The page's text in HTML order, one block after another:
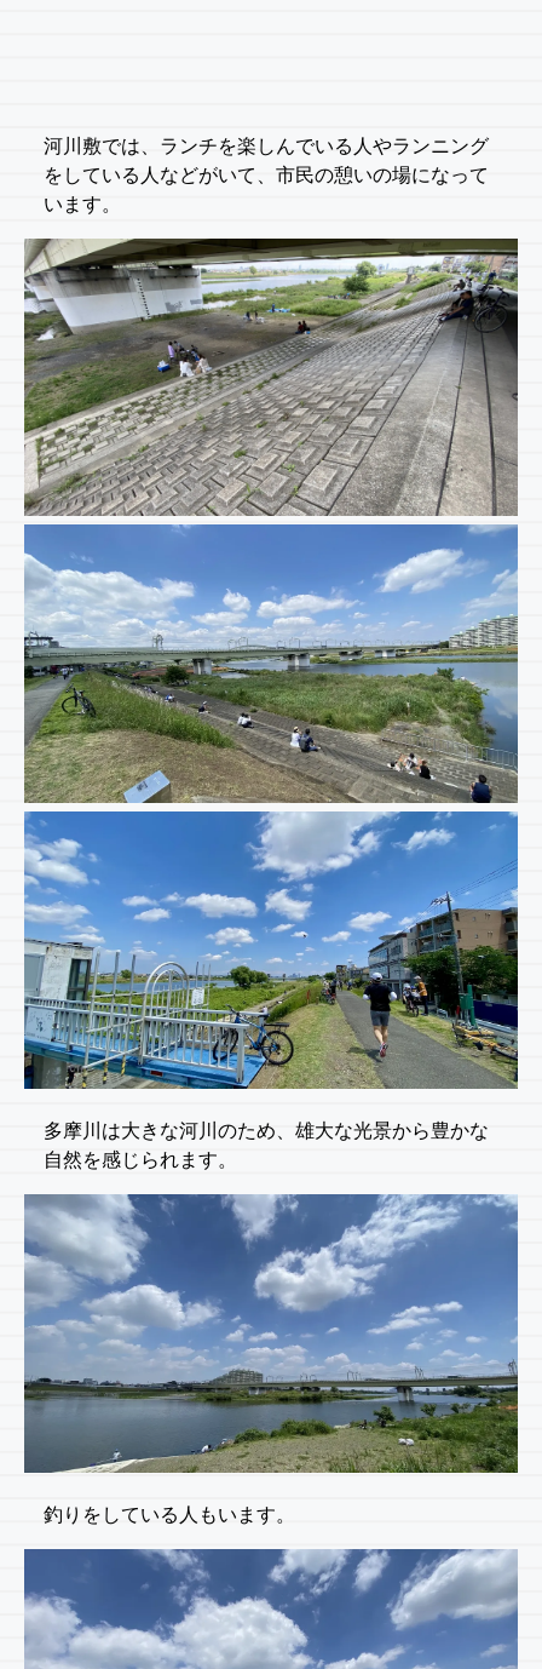
河川敷では、ランチを楽しんでいる人やランニング
をしている人などがいて、市民の憩いの場になって
います。
多摩川は大きな河川のため、雄大な光景から豊かな
自然を感じられます。
釣りをしている人もいます。